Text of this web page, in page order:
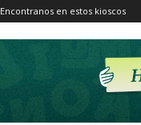
Encontranos en estos kioscos